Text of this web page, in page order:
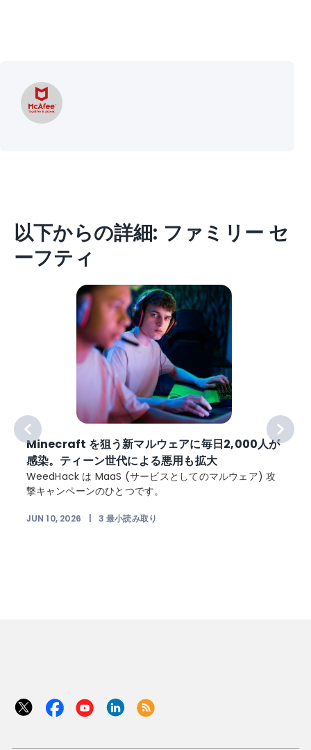
以下からの詳細: ファミリー セ
ーフティ
Minecraft を狙う新マルウェアに毎日2,000人が
感染。ティーン世代による悪用も拡大
WeedHack は MaaS (サービスとしてのマルウェア) 攻
撃キャンペーンのひとつです。
JUN 10, 2026 3 最小読み取り